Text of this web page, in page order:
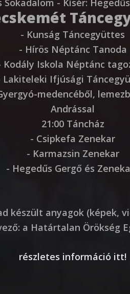
Sokadalom - Kísér:
- Kunság Táncegyüttes
- Hírös Néptánc Tanoda
Kodály Iskola Néptánc
Lakiteleki Ifjúsági
medencéből,
Andrással
21:00 Táncház
- Csipkefa Zenekar
- Karmazsin Zenekar
- Hegedűs Gergő és
készült anyagok (képek,
a Határtalan Örökség
részletes információ itt!